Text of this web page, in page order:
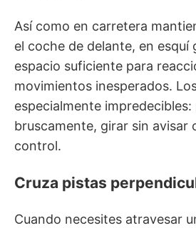
Así como en carretera
el coche de delante, en esquí
espacio suficiente para
movimientos inesperados.
especialmente
bruscamente, girar sin avisar
control.
Cruza pistas
Cuando necesites atravesar